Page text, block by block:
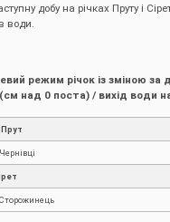
добу на річках Пруту і
води.
режим річок із зміною за
над 0 поста) / вихід води